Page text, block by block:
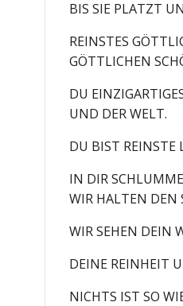
BIS SIE PLATZT
REINSTES
GÖTTLICHEN
DU
UND DER WELT.
DU BIST REINSTE
IN DIR
WIR HALTEN DEN
WIR SEHEN DEIN
DEINE REINHEIT
NICHTS IST SO